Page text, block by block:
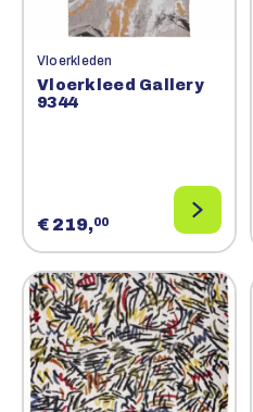
Vloerkleden
Vloerkleed Gallery
9344
€ 219,00